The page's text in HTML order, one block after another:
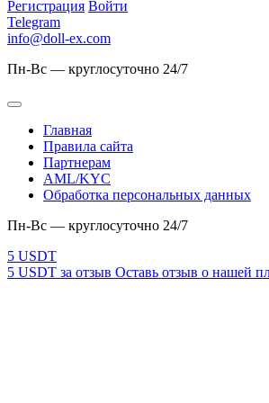
Регистрация Войти
Telegram
info@doll-ex.com
Пн-Вс — круглосуточно 24/7
Главная
Правила сайта
Партнерам
AML/KYC
Обработка персональных данных
Пн-Вс — круглосуточно 24/7
5 USDT за отзыв Оставь отзыв о нашей